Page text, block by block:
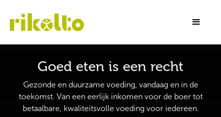
Goed eten is een recht
Gezonde en duurzame voeding, vandaag en in de
toekomst. Van een eerlijk inkomen voor de boer tot
betaalbare, kwaliteitsvolle voeding voor iedereen.